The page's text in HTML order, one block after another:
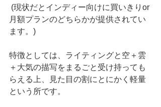
月額プランのどちらかが提供されてい
ます。)
特徴としては、ライティングと空＋雲
＋大気の描写をまるごと受け持っても
らえる上、見た目の割にとにかく軽量
という所です。